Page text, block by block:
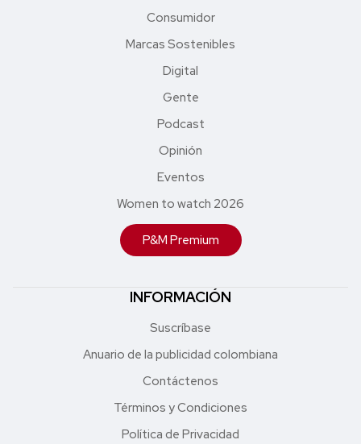
Consumidor
Marcas Sostenibles
Digital
Gente
Podcast
Opinión
Eventos
Women to watch 2026
P&M Premium
INFORMACIÓN
Suscríbase
Anuario de la publicidad colombiana
Contáctenos
Términos y Condiciones
Política de Privacidad